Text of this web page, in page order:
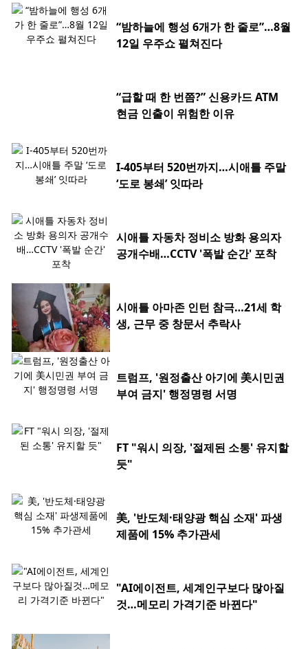
“밤하늘에 행성 6개가 한 줄로”…8월
12일 우주쇼 펼쳐진다
“급할 때 한 번쯤?” 신용카드 ATM
현금 인출이 위험한 이유
I-405부터 520번까지…시애틀 주말
‘도로 봉쇄’ 잇따라
시애틀 자동차 정비소 방화 용의자
공개수배…CCTV '폭발 순간' 포착
시애틀 아마존 인턴 참극…21세 학
생, 근무 중 창문서 추락사
트럼프, '원정출산 아기에 美시민권
부여 금지' 행정명령 서명
FT "워시 의장, '절제된 소통' 유지할
듯"
美, '반도체·태양광 핵심 소재' 파생
제품에 15% 추가관세
"AI에이전트, 세계인구보다 많아질
것…메모리 가격기준 바뀐다"